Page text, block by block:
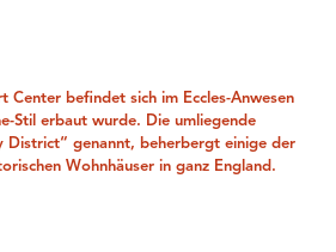
Center befindet sich im Eccles-Anwesen
Stil erbaut wurde. Die umliegende
District“ genannt, beherbergt einige der
Wohnhäuser in ganz England.